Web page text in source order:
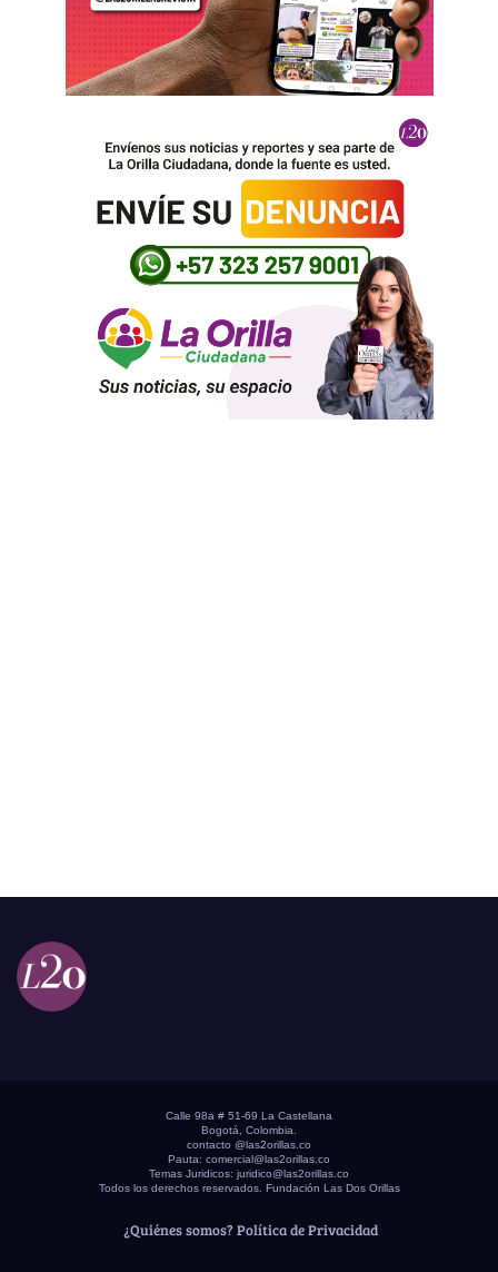
Calle 98a # 51-69 La Castellana
Bogotá, Colombia.
contacto @las2orillas.co
Pauta: comercial@las2orillas.co
Temas Juridicos: juridico@las2orillas.co
Todos los derechos reservados. Fundación Las Dos Orillas
¿Quiénes somos? Política de Privacidad